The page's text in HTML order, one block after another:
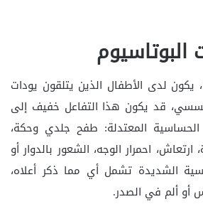
البوتاسيوم
يكون لدى الأطفال الذين يتلقون يودات
قد يكون هذا التفاعل خفيف إلى
المعتدلة: طفح جلدي وحكة،
ارتعاش، احمرار الوجه، الشعور بالدوار أو
الشديدة تشمل أي مما ذكر أعلاه،
ألم في الصدر.